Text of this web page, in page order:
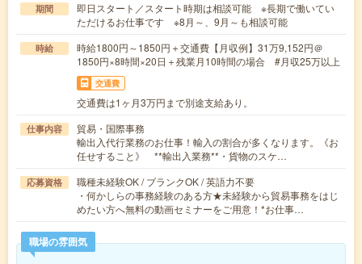
期間
即日スタート／スタート時期は相談可能 ※長期で働いてい
ただけるお仕事です ※8月～、9月～も相談可能
時給
時給1800円～1850円＋交通費【月収例】31万9,152円＠
1850円×8時間×20日＋残業月10時間の場合 #月収25万以上
交通費
交通費は1ヶ月3万円まで別途支給あり。
仕事内容
貿易・国際事務
輸出入代行業務のお仕事！輸入の割合が多くなります。《お
任せすること》 **輸出入業務**・貨物のスケ…
応募資格
職種未経験OK / ブランクOK / 英語力不要
・何かしらの事務経験のある方★未経験から貿易事務をはじ
めたい方へ無料の動画セミナーをご用意！*お仕事…
職場の雰囲気